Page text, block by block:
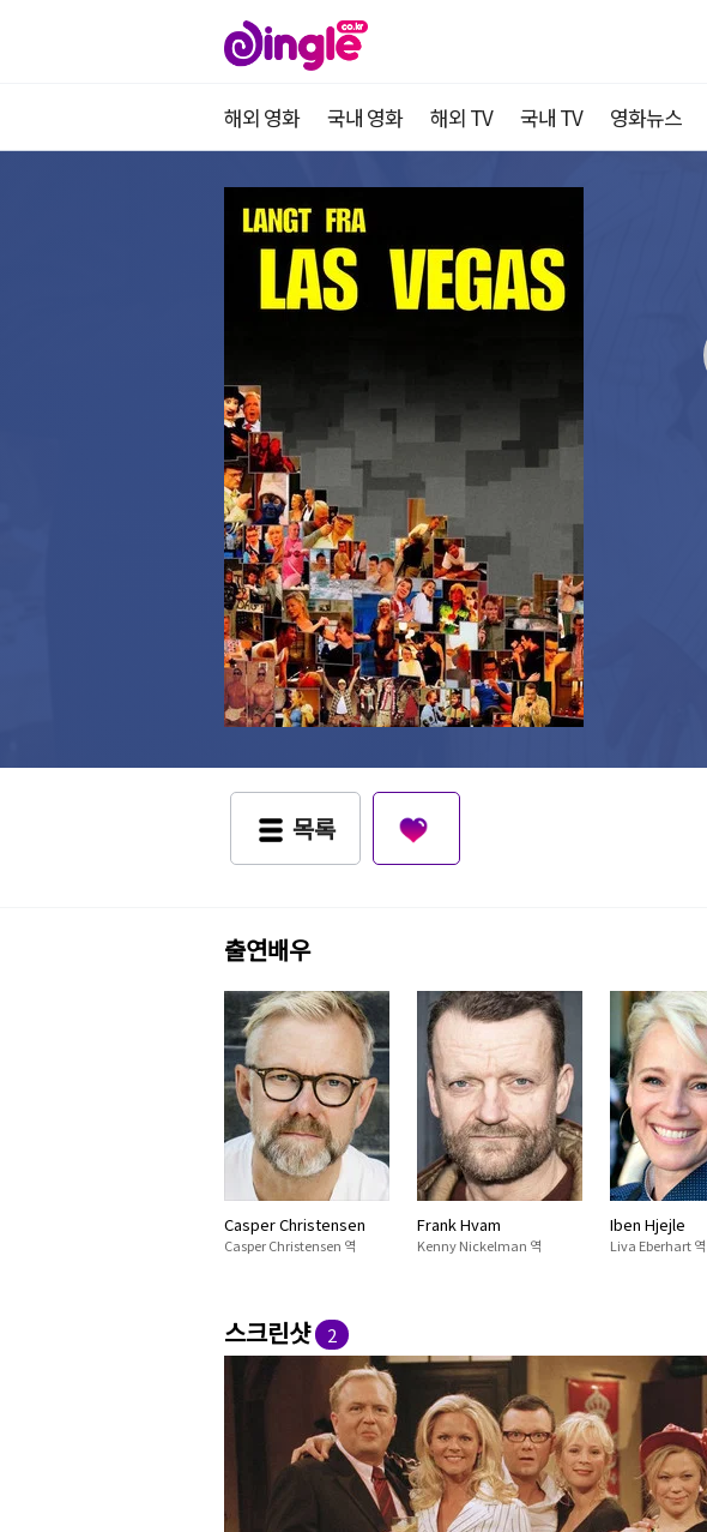
해외 영화 국내 영화 해외 TV 국내 TV 영화뉴스
목록
출연배우
Casper Christensen
Casper Christensen 역
Frank Hvam
Kenny Nickelman 역
Iben Hjejle
Liva Eberhart 역
스크린샷 2